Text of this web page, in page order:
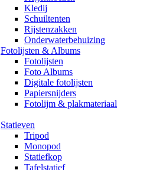
Kledij
Schuiltenten
Rijstenzakken
Onderwaterbehuizing
Fotolijsten & Albums
Fotolijsten
Foto Albums
Digitale fotolijsten
Papiersnijders
Fotolijm & plakmateriaal
Statieven
Tripod
Monopod
Statiefkop
Tafelstatief